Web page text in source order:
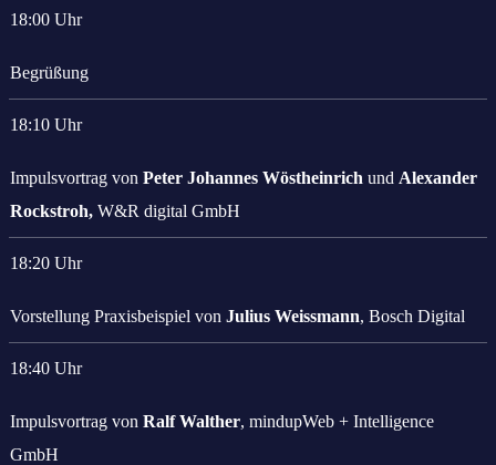
18:00 Uhr
Begrüßung
18:10 Uhr
Impulsvortrag von Peter Johannes Wöstheinrich und Alexander
Rockstroh, W&R digital GmbH
18:20 Uhr
Vorstellung Praxisbeispiel von Julius Weissmann, Bosch Digital
18:40 Uhr
Impulsvortrag von Ralf Walther, mindupWeb + Intelligence
GmbH